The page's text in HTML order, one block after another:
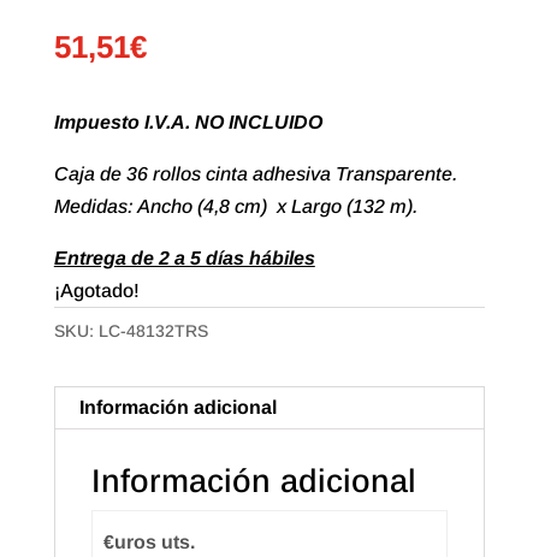
51,51€
Impuesto I.V.A. NO INCLUIDO
Caja de 36 rollos cinta adhesiva Transparente.
Medidas: Ancho (4,8 cm) x Largo (132 m).
Entrega de 2 a 5 días hábiles
¡Agotado!
SKU: LC-48132TRS
Información adicional
Información adicional
€uros uts.